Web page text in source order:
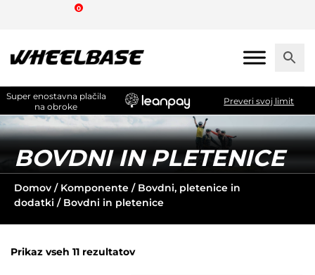
content
0
Super enostavna plačila
na obroke
Preveri svoj limit
BOVDNI IN PLETENICE
Domov / Komponente / Bovdni, pletenice in
dodatki / Bovdni in pletenice
Prikaz vseh 11 rezultatov